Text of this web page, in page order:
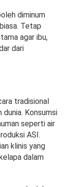
diminum
Tetap
agar ibu,
dari
tradisional
Konsumsi
seperti air
ASI.
klinis yang
dalam